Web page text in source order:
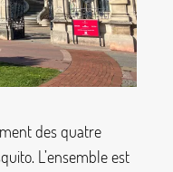
des quatre
L’ensemble est